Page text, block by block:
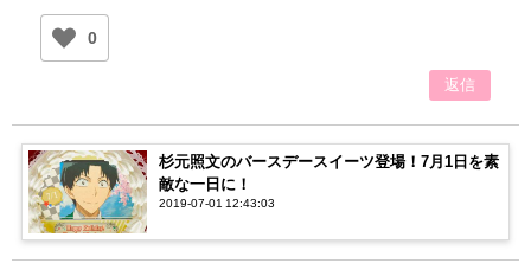
0
返信
杉元照文のバースデースイーツ登場！7月1日を素
敵な一日に！
2019-07-01 12:43:03